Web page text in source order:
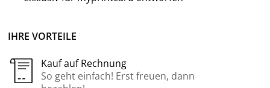
IHRE VORTEILE
Kauf auf Rechnung
So geht einfach! Erst freuen, dann